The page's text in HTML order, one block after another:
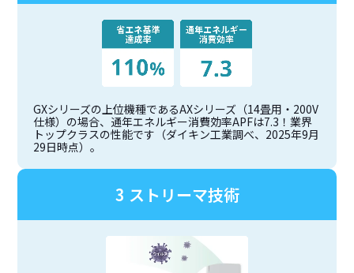
GXシリーズの上位機種であるAXシリーズ（14畳用・200V
仕様）の場合、通年エネルギー消費効率APFは7.3！業界
トップクラスの性能です（ダイキン工業調べ、2025年9月
29日時点）。
3 ストリーマ技術